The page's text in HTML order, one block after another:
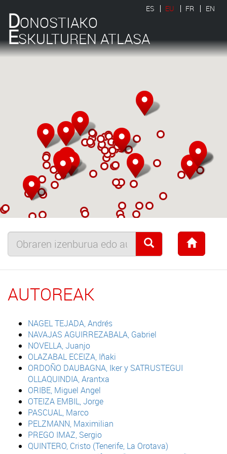
DONOSTIAKO
ESKULTUREN ATLASA
ES EU FR EN
AUTOREAK
NAGEL TEJADA, Andrés
NAVAJAS AGUIRREZABALA, Gabriel
NOVELLA, Juanjo
OLAZABAL ECEIZA, Iñaki
ORDOÑO DAUBAGNA, Iker y SATRUSTEGUI
OLLAQUINDIA, Arantxa
ORIBE, Miguel Angel
OTEIZA EMBIL, Jorge
PASCUAL, Marco
PELZMANN, Maximilian
PREGO IMAZ, Sergio
QUINTERO, Cristo (Tenerife, La Orotava)